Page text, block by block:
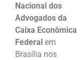
Nacional dos
Advogados da
Caixa Econômica
Federal em
Brasília nos